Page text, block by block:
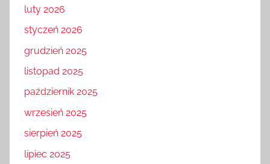
luty 2026
styczeń 2026
grudzień 2025
listopad 2025
październik 2025
wrzesień 2025
sierpień 2025
lipiec 2025